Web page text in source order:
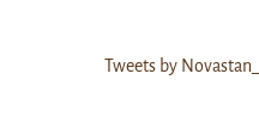
Tweets by